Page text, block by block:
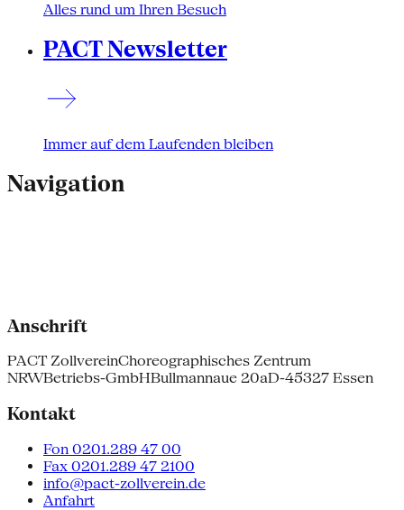
Alles rund um Ihren Besuch
PACT Newsletter
Immer auf dem Laufenden bleiben
Navigation
Anschrift
PACT ZollvereinChoreographisches Zentrum
NRWBetriebs-GmbHBullmannaue 20aD-45327 Essen
Kontakt
Fon 0201.289 47 00
Fax 0201.289 47 2100
info@pact-zollverein.de
Anfahrt